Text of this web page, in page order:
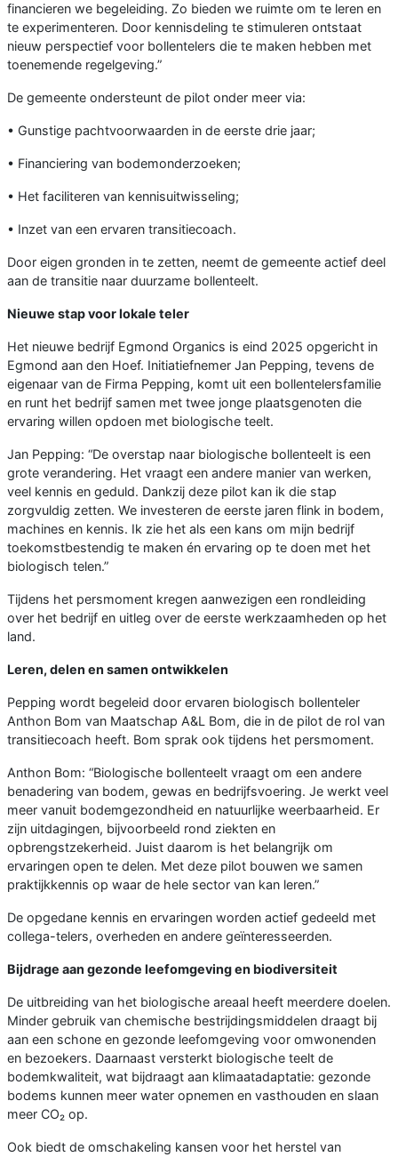
financieren we begeleiding. Zo bieden we ruimte om te leren en
te experimenteren. Door kennisdeling te stimuleren ontstaat
nieuw perspectief voor bollentelers die te maken hebben met
toenemende regelgeving.”
De gemeente ondersteunt de pilot onder meer via:
• Gunstige pachtvoorwaarden in de eerste drie jaar;
• Financiering van bodemonderzoeken;
• Het faciliteren van kennisuitwisseling;
• Inzet van een ervaren transitiecoach.
Door eigen gronden in te zetten, neemt de gemeente actief deel
aan de transitie naar duurzame bollenteelt.
Nieuwe stap voor lokale teler
Het nieuwe bedrijf Egmond Organics is eind 2025 opgericht in
Egmond aan den Hoef. Initiatiefnemer Jan Pepping, tevens de
eigenaar van de Firma Pepping, komt uit een bollentelersfamilie
en runt het bedrijf samen met twee jonge plaatsgenoten die
ervaring willen opdoen met biologische teelt.
Jan Pepping: “De overstap naar biologische bollenteelt is een
grote verandering. Het vraagt een andere manier van werken,
veel kennis en geduld. Dankzij deze pilot kan ik die stap
zorgvuldig zetten. We investeren de eerste jaren flink in bodem,
machines en kennis. Ik zie het als een kans om mijn bedrijf
toekomstbestendig te maken én ervaring op te doen met het
biologisch telen.”
Tijdens het persmoment kregen aanwezigen een rondleiding
over het bedrijf en uitleg over de eerste werkzaamheden op het
land.
Leren, delen en samen ontwikkelen
Pepping wordt begeleid door ervaren biologisch bollenteler
Anthon Bom van Maatschap A&L Bom, die in de pilot de rol van
transitiecoach heeft. Bom sprak ook tijdens het persmoment.
Anthon Bom: “Biologische bollenteelt vraagt om een andere
benadering van bodem, gewas en bedrijfsvoering. Je werkt veel
meer vanuit bodemgezondheid en natuurlijke weerbaarheid. Er
zijn uitdagingen, bijvoorbeeld rond ziekten en
opbrengstzekerheid. Juist daarom is het belangrijk om
ervaringen open te delen. Met deze pilot bouwen we samen
praktijkkennis op waar de hele sector van kan leren.”
De opgedane kennis en ervaringen worden actief gedeeld met
collega-telers, overheden en andere geïnteresseerden.
Bijdrage aan gezonde leefomgeving en biodiversiteit
De uitbreiding van het biologische areaal heeft meerdere doelen.
Minder gebruik van chemische bestrijdingsmiddelen draagt bij
aan een schone en gezonde leefomgeving voor omwonenden
en bezoekers. Daarnaast versterkt biologische teelt de
bodemkwaliteit, wat bijdraagt aan klimaatadaptatie: gezonde
bodems kunnen meer water opnemen en vasthouden en slaan
meer CO₂ op.
Ook biedt de omschakeling kansen voor het herstel van